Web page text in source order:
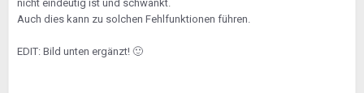
nicht eindeutig ist und schwankt.
Auch dies kann zu solchen Fehlfunktionen führen.
EDIT: Bild unten ergänzt! 🙂